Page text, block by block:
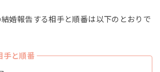
婚報告する相手と順番は以下のとおりで
手と順番